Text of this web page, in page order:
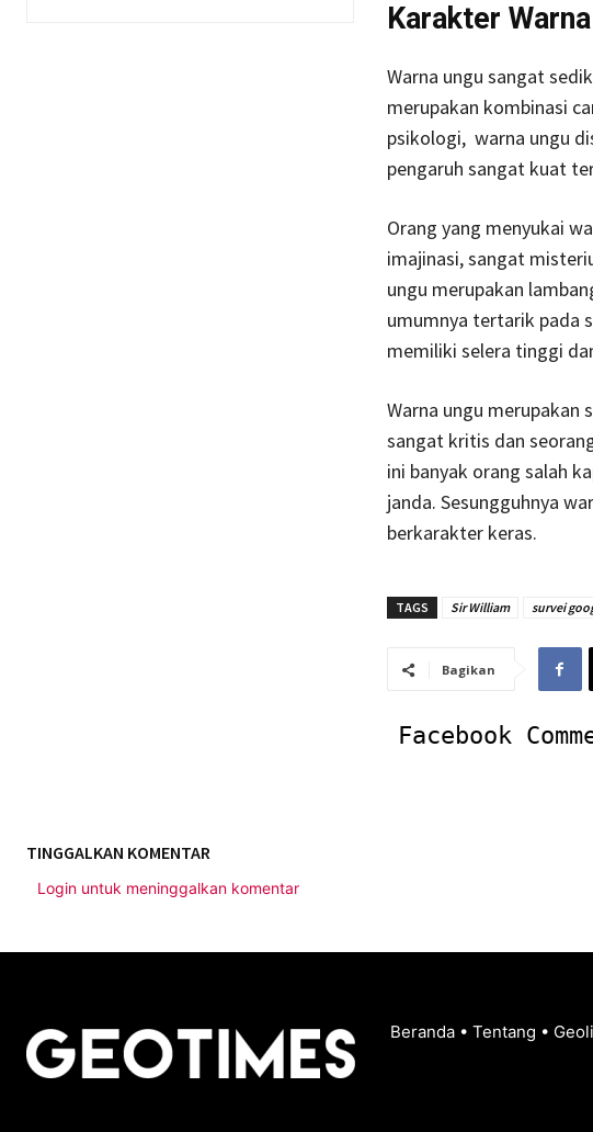
Karakter
Warna ungu sangat
merupakan kombinasi
psikologi, warna ungu
pengaruh sangat kuat
Orang yang menyukai
imajinasi, sangat
ungu merupakan
umumnya tertarik pada
memiliki selera tinggi
Warna ungu merupakan
sangat kritis dan
ini banyak orang salah
janda. Sesungguhnya
berkarakter keras.
TAGS Sir William survei
Bagikan
Facebook
TINGGALKAN KOMENTAR
Login untuk meninggalkan komentar
Beranda • Tentang •